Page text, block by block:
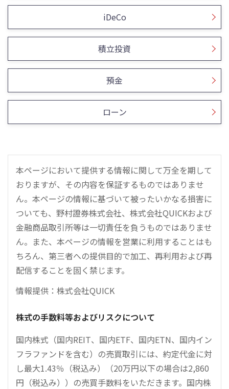
iDeCo
積立投資
預金
ローン
本ページにおいて提供する情報に関して万全を期して
おりますが、その内容を保証するものではありませ
ん。本ページの情報に基づいて被ったいかなる損害に
ついても、野村證券株式会社、株式会社QUICKおよび
金融商品取引所等は一切責任を負うものではありませ
ん。また、本ページの情報を営業に利用することはも
ちろん、第三者への提供目的で加工、再利用および再
配信することを固く禁じます。
情報提供：株式会社QUICK
株式の手数料等およびリスクについて
国内株式（国内REIT、国内ETF、国内ETN、国内イン
フラファンドを含む）の売買取引には、約定代金に対
し最大1.43％（税込み）（20万円以下の場合は2,860
円（税込み））の売買手数料をいただきます。国内株